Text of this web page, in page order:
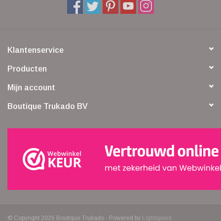
Klantenservice
Producten
Mijn account
Boutique Trukado BV
© Copyright 2026 Boutique Trukado - Powered by Lightspeed